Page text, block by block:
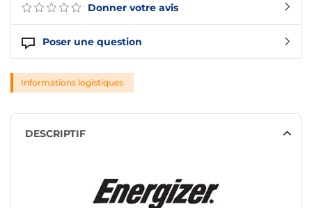
Donner votre avis
Poser une question
Informations logistiques
DESCRIPTIF